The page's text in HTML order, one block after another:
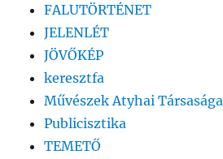
FALUTÖRTÉNET
JELENLÉT
JÖVŐKÉP
keresztfa
Művészek Atyhai Társasága
Publicisztika
TEMETŐ